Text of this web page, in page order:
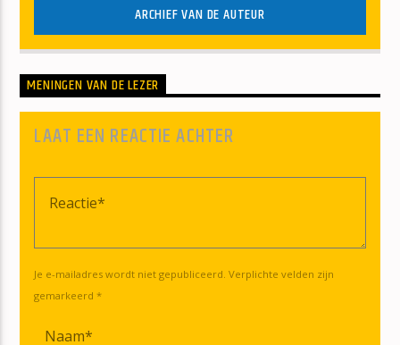
ARCHIEF VAN DE AUTEUR
MENINGEN VAN DE LEZER
LAAT EEN REACTIE ACHTER
Je e-mailadres wordt niet gepubliceerd. Verplichte velden zijn
gemarkeerd *